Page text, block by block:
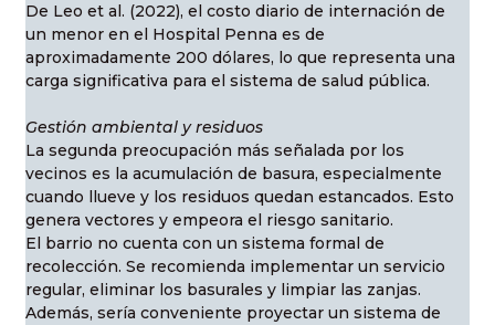
De Leo et al. (2022), el costo diario de internación de
un menor en el Hospital Penna es de
aproximadamente 200 dólares, lo que representa una
carga significativa para el sistema de salud pública.
Gestión ambiental y residuos
La segunda preocupación más señalada por los
vecinos es la acumulación de basura, especialmente
cuando llueve y los residuos quedan estancados. Esto
genera vectores y empeora el riesgo sanitario.
El barrio no cuenta con un sistema formal de
recolección. Se recomienda implementar un servicio
regular, eliminar los basurales y limpiar las zanjas.
Además, sería conveniente proyectar un sistema de